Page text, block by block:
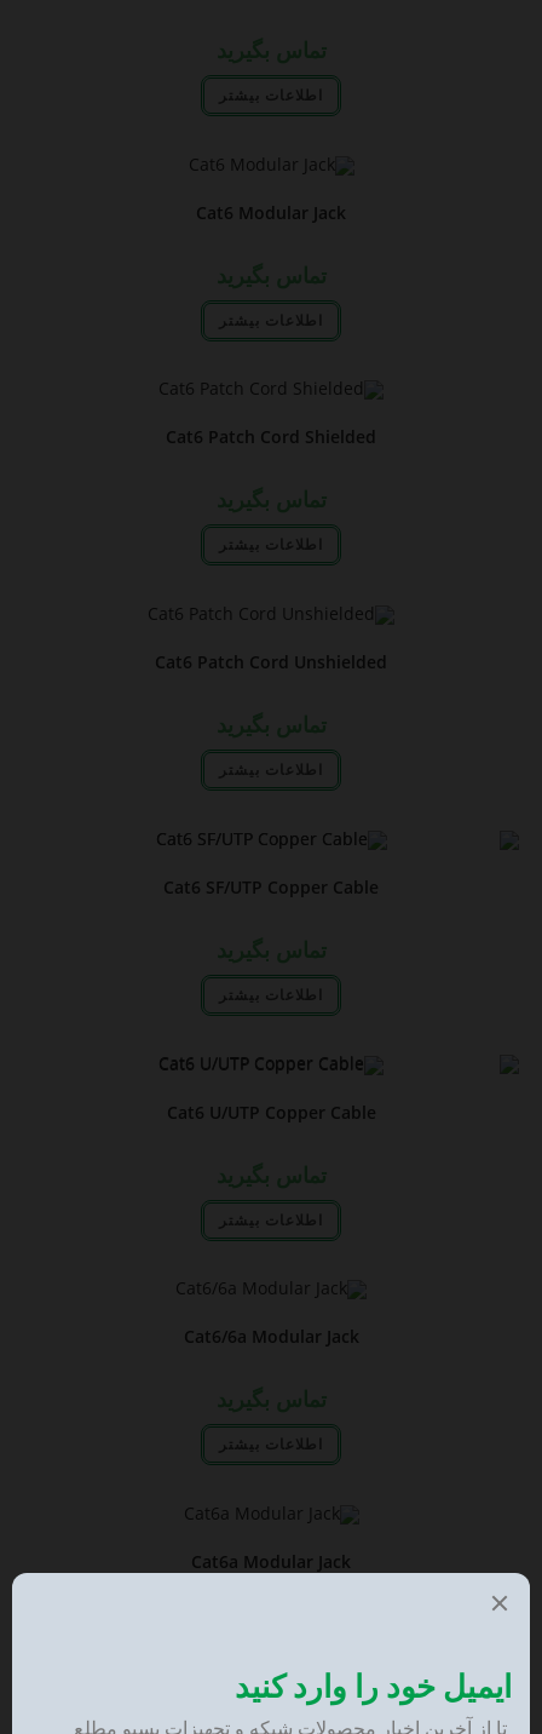
تماس بگیرید
اطلاعات بیشتر
Cat6 Modular Jack
تماس بگیرید
اطلاعات بیشتر
Cat6 Patch Cord Shielded
تماس بگیرید
اطلاعات بیشتر
Cat6 Patch Cord Unshielded
تماس بگیرید
اطلاعات بیشتر
Cat6 SF/UTP Copper Cable
تماس بگیرید
اطلاعات بیشتر
Cat6 U/UTP Copper Cable
تماس بگیرید
اطلاعات بیشتر
Cat6/6a Modular Jack
تماس بگیرید
اطلاعات بیشتر
Cat6a Modular Jack
اطلاعات بیشتر